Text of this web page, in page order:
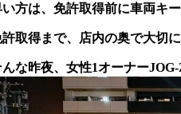
い方は、免許取得前に車両キ
許取得まで、店内の奥で大切
んな昨夜、女性1オーナー